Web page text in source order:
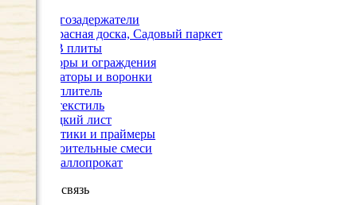
Снегозадержатели
Террасная доска, Садовый паркет
OSB плиты
Заборы и ограждения
Аэраторы и воронки
Утеплитель
Геотекстиль
Гладкий лист
Мастики и праймеры
Строительные смеси
Металлопрокат
Обратная связь